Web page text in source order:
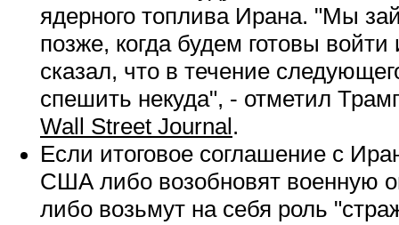
ядерного топлива Ирана. "Мы
позже, когда будем готовы
сказал, что в течение
спешить некуда", - отметил
Wall Street Journal .
Если итоговое соглашение с
США либо возобновят военную
либо возьмут на себя роль